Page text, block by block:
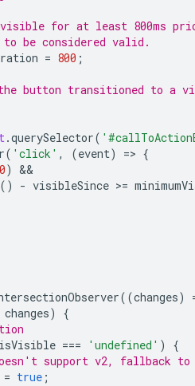
for at least 800ms
be considered valid.
= 800 ;
button transitioned to a
.querySelector(
( 'click' , (event) => {
0)
() - visibleSince >=
((changes)
changes)
{
isVisible === 'undefined' )
{
support v2, fallback to
= true ;